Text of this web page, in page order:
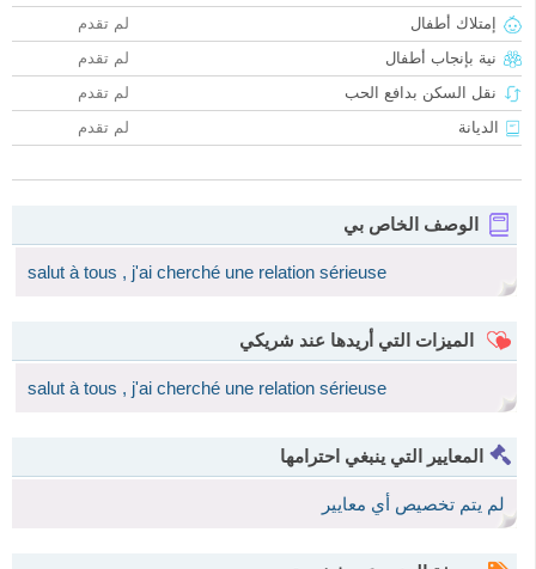
إمتلاك أطفال
لم تقدم
نية بإنجاب أطفال
لم تقدم
نقل السكن بدافع الحب
لم تقدم
الديانة
لم تقدم
الوصف الخاص بي
salut à tous , j'ai cherché une relation sérieuse
الميزات التي أريدها عند شريكي
salut à tous , j'ai cherché une relation sérieuse
المعايير التي ينبغي احترامها
لم يتم تخصيص أي معايير